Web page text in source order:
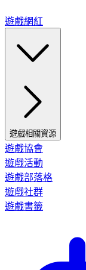
遊戲網紅
遊戲相關資源
遊戲協會
遊戲活動
遊戲部落格
遊戲社群
遊戲書籤